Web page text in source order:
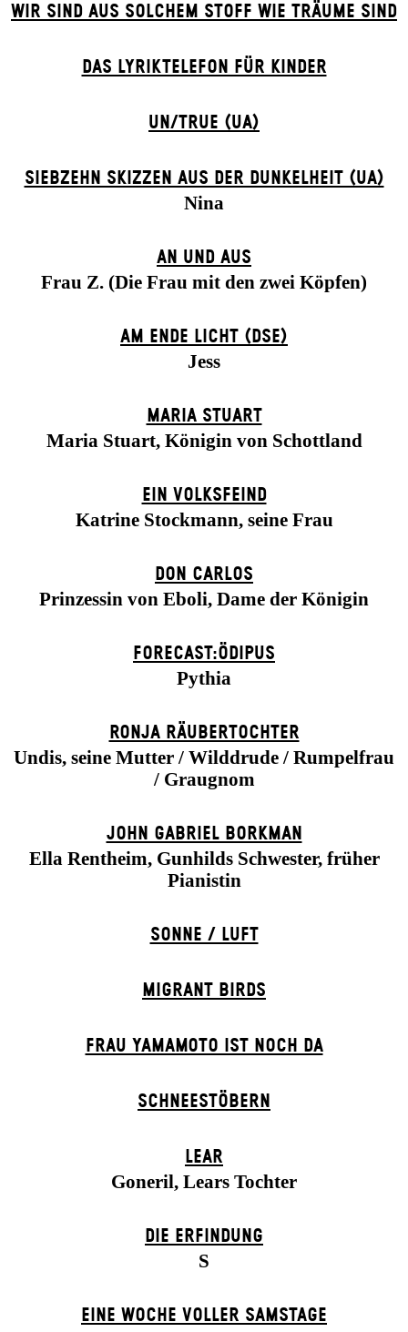
WIR SIND AUS SOLCHEM STOFF WIE TRÄUME SIND
DAS LYRIKTELEFON FÜR KINDER
UN/TRUE (UA)
SIEBZEHN SKIZZEN AUS DER DUNKELHEIT (UA)
Nina
AN UND AUS
Frau Z. (Die Frau mit den zwei Köpfen)
AM ENDE LICHT (DSE)
Jess
MARIA STUART
Maria Stuart, Königin von Schottland
EIN VOLKS­FEIND
Katrine Stockmann, seine Frau
DON CARLOS
Prinzessin von Eboli, Dame der Königin
FORECAST:ÖDIPUS
Pythia
RONJA RÄUBER­TOCHTER
Undis, seine Mutter / Wilddrude / Rumpelfrau
/ Graugnom
JOHN GABRIEL BORKMAN
Ella Rentheim, Gunhilds Schwester, früher
Pianistin
SONNE / LUFT
MIGRANT BIRDS
FRAU YAMAMOTO IST NOCH DA
SCHNEE­STÖBERN
LEAR
Goneril, Lears Tochter
DIE ERFINDUNG
S
EINE WOCHE VOLLER SAMSTAGE